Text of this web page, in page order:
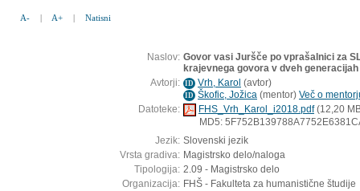
A- | A+ | Natisni
Naslov: Govor vasi Juršče po vprašalnici za
krajevnega govora v dveh generacijah
Avtorji: ID Vrh, Karol (avtor)
ID Škofic, Jožica (mentor) Več o
Datoteke:
FHS_Vrh_Karol_i2018.pdf(12,20
MD5:
Jezik: Slovenski jezik
Vrsta gradiva: Magistrsko delo/naloga
Tipologija: 2.09 - Magistrsko delo
Organizacija: FHŠ - Fakulteta za humanistične študije